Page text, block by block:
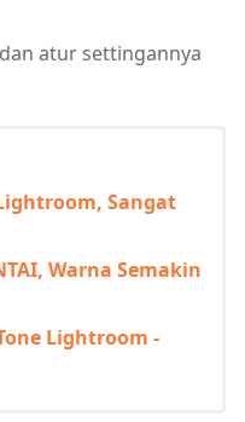
dan atur settingannya
Sangat
Warna Semakin
Lightroom -